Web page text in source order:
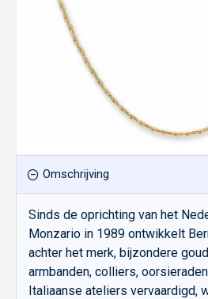
Omschrijving
Sinds de oprichting van het
Monzario in 1989 ontwikkelt
achter het merk, bijzondere
armbanden, colliers,
Italiaanse ateliers vervaardigd,